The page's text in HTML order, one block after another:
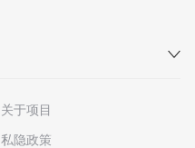
关于项目
私隐政策